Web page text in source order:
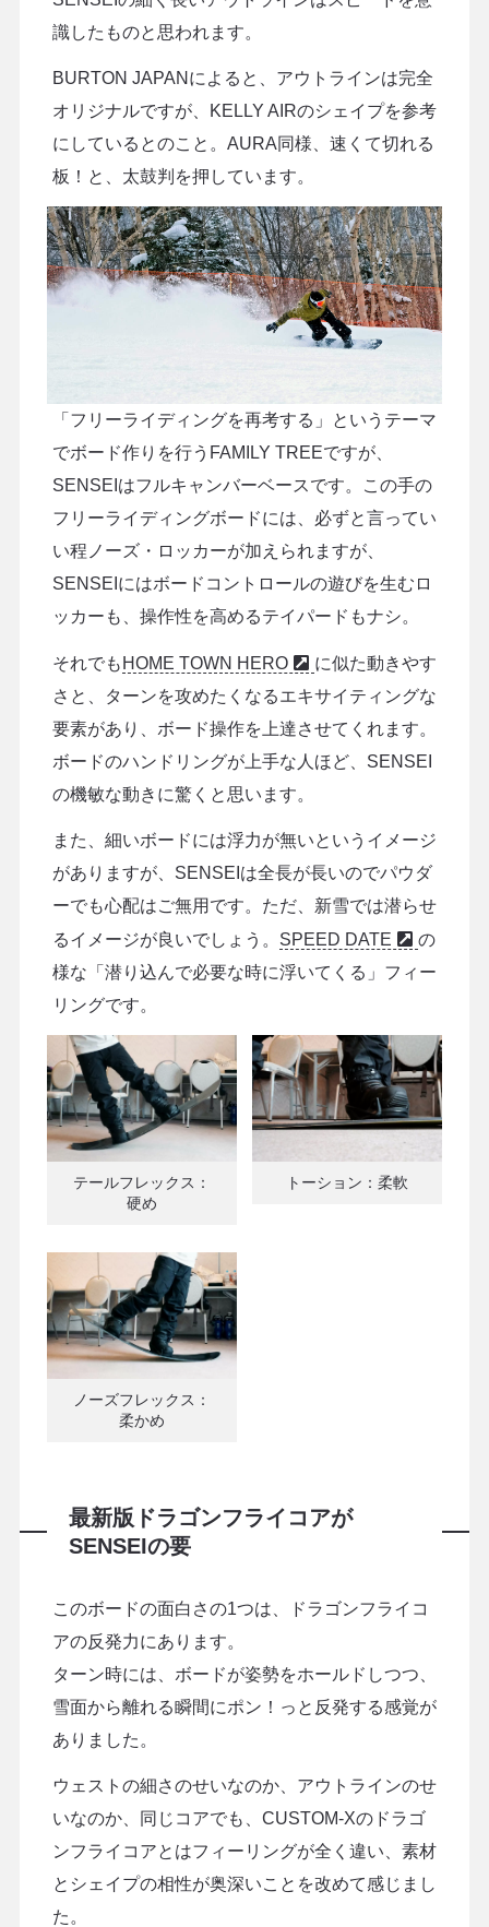
識したものと思われます。
BURTON JAPANによると、アウトラインは完全
オリジナルですが、KELLY AIRのシェイプを参考
にしているとのこと。AURA同様、速くて切れる
板！と、太鼓判を押しています。
「フリーライディングを再考する」というテーマ
でボード作りを行うFAMILY TREEですが、
SENSEIはフルキャンバーベースです。この手の
フリーライディングボードには、必ずと言ってい
い程ノーズ・ロッカーが加えられますが、
SENSEIにはボードコントロールの遊びを生むロ
ッカーも、操作性を高めるテイパードもナシ。
それでも HOME TOWN HERO
に似た動きやす
さと、ターンを攻めたくなるエキサイティングな
要素があり、ボード操作を上達させてくれます。
ボードのハンドリングが上手な人ほど、SENSEI
の機敏な動きに驚くと思います。
また、細いボードには浮力が無いというイメージ
がありますが、SENSEIは全長が長いのでパウダ
ーでも心配はご無用です。ただ、新雪では潜らせ
るイメージが良いでしょう。 SPEED DATE
の
様な「潜り込んで必要な時に浮いてくる」フィー
リングです。
テールフレックス：
硬め
トーション：柔軟
ノーズフレックス：
柔かめ
最新版ドラゴンフライコアが
SENSEIの要
このボードの面白さの1つは、ドラゴンフライコ
アの反発力にあります。
ターン時には、ボードが姿勢をホールドしつつ、
雪面から離れる瞬間にポン！っと反発する感覚が
ありました。
ウェストの細さのせいなのか、アウトラインのせ
いなのか、同じコアでも、CUSTOM-Xのドラゴ
ンフライコアとはフィーリングが全く違い、素材
とシェイプの相性が奥深いことを改めて感じまし
た。